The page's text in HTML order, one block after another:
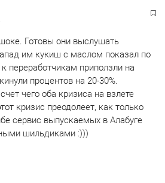
более сложных соединений.
вещества, которые в России не
добывать, но тоже ненадолго.
импортное. Это относится и к
созданию нового тоже упирается
стран. Можете их как
все встанет, и страна откатиться
И это не только в химии, но и во
Как говорят, Запад еще по-
как это было хотя при совках.
специальных органов по
других карательных мер к
Готовы они выслушать
им кукиш с маслом показал по
к переработчикам приползли на
процентов на 20-30%.
чего оба кризиса на взлете
кризис преодолеет, как только
сервис выпускаемых в Алабуге
шильдиками :)))